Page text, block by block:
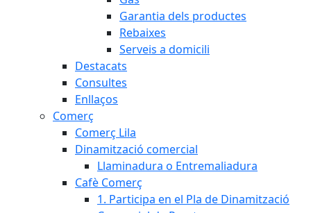
Garantia dels productes
Rebaixes
Serveis a domicili
Destacats
Consultes
Enllaços
Comerç
Comerç Lila
Dinamització comercial
Llaminadura o Entremaliadura
Cafè Comerç
1. Participa en el Pla de Dinamització